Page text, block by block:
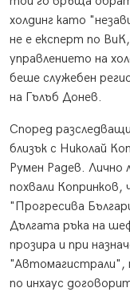
холдинг като
не е експерт по
управлението на
беше служебен
на Гълъб Донев.
Според
близък с Николай
Румен Радев. Лично
похвали
"Прогресива
Дългата ръка на
прозира и при
"Автомагистрали",
по инхаус